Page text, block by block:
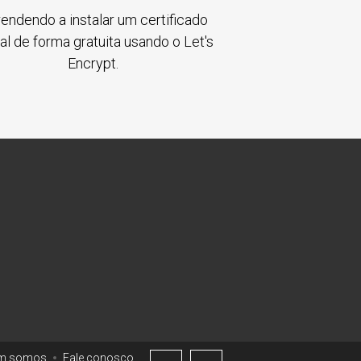
a instalar um certificado
de forma gratuita usando o Let's
Encrypt.
somos Fale conosco